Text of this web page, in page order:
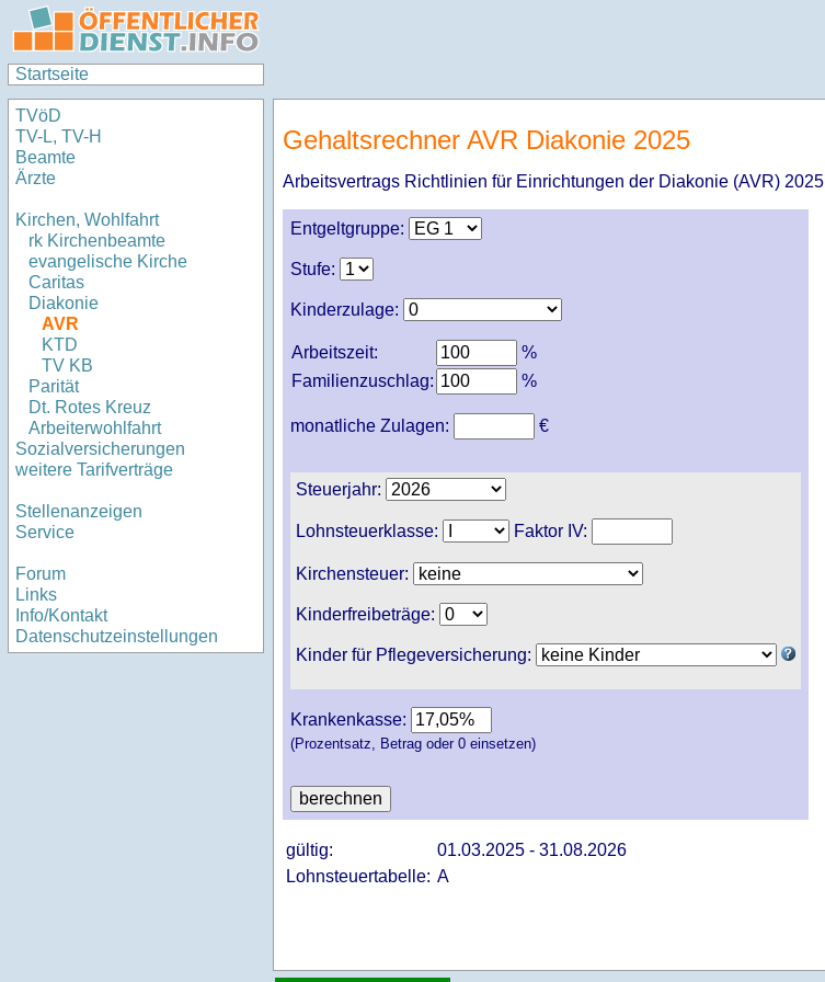
Startseite
TVöD
TV-L, TV-H
Beamte
Ärzte
Kirchen, Wohlfahrt
rk Kirchenbeamte
evangelische Kirche
Caritas
Diakonie
AVR
KTD
TV KB
Parität
Dt. Rotes Kreuz
Arbeiterwohlfahrt
Sozialversicherungen
weitere Tarifverträge
Stellenanzeigen
Service
Forum
Links
Info/Kontakt
Datenschutzeinstellungen
Gehaltsrechner AVR Diakonie 2025
Arbeitsvertrags Richtlinien für Einrichtungen der Diakonie (AVR) 2025
Entgeltgruppe:
Stufe:
Kinderzulage:
Arbeitszeit:
%
Familienzuschlag:
%
monatliche Zulagen: €
Steuerjahr:
Lohnsteuerklasse: Faktor IV:
Kirchensteuer:
Kinderfreibeträge:
Kinder für Pflegeversicherung:
Krankenkasse:
(Prozentsatz, Betrag oder 0 einsetzen)
gültig:
01.03.2025 - 31.08.2026
Lohnsteuertabelle: A